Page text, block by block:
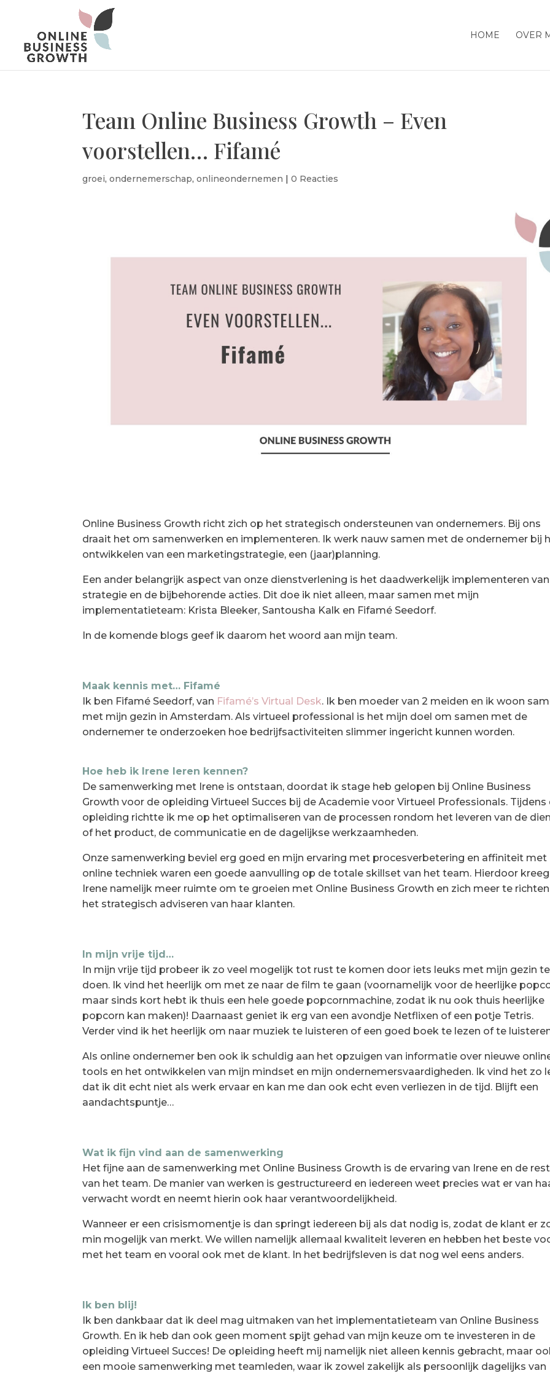
HOME OVER
Team Online Business Growth – Even
voorstellen… Fifamé
groei,ondernemerschap,onlineondernemen |0 Reacties
Online Business Growth richt zich op het strategisch ondersteunen van ondernemers. Bij ons
draait het om samenwerken en implementeren. Ik werk nauw samen met de ondernemer bij
ontwikkelen van een marketingstrategie, een (jaar)planning.
Een ander belangrijk aspect van onze dienstverlening is het daadwerkelijk implementeren
strategie en de bijbehorende acties. Dit doe ik niet alleen, maar samen met mijn
implementatieteam: Krista Bleeker, Santousha Kalk en Fifamé Seedorf.
In de komende blogs geef ik daarom het woord aan mijn team.
Maak kennis met… Fifamé
Ik ben Fifamé Seedorf, van Fifamé’s Virtual Desk. Ik ben moeder van 2 meiden en ik woon
met mijn gezin in Amsterdam. Als virtueel professional is het mijn doel om samen met de
ondernemer te onderzoeken hoe bedrijfsactiviteiten slimmer ingericht kunnen worden.
Hoe heb ik Irene leren kennen?
De samenwerking met Irene is ontstaan, doordat ik stage heb gelopen bij Online Business
Growth voor de opleiding Virtueel Succes bij de Academie voor Virtueel Professionals. Tijdens
opleiding richtte ik me op het optimaliseren van de processen rondom het leveren van de
of het product, de communicatie en de dagelijkse werkzaamheden.
Onze samenwerking beviel erg goed en mijn ervaring met procesverbetering en affiniteit met
online techniek waren een goede aanvulling op de totale skillset van het team. Hierdoor kreeg
Irene namelijk meer ruimte om te groeien met Online Business Growth en zich meer te
het strategisch adviseren van haar klanten.
In mijn vrije tijd…
In mijn vrije tijd probeer ik zo veel mogelijk tot rust te komen door iets leuks met mijn gezin te
doen. Ik vind het heerlijk om met ze naar de film te gaan (voornamelijk voor de heerlijke
maar sinds kort hebt ik thuis een hele goede popcornmachine, zodat ik nu ook thuis heerlijke
popcorn kan maken)! Daarnaast geniet ik erg van een avondje Netflixen of een potje Tetris.
Verder vind ik het heerlijk om naar muziek te luisteren of een goed boek te lezen of te
Als online ondernemer ben ook ik schuldig aan het opzuigen van informatie over nieuwe
tools en het ontwikkelen van mijn mindset en mijn ondernemersvaardigheden. Ik vind het zo
dat ik dit echt niet als werk ervaar en kan me dan ook echt even verliezen in de tijd. Blijft een
aandachtspuntje…
Wat ik fijn vind aan de samenwerking
Het fijne aan de samenwerking met Online Business Growth is de ervaring van Irene en de rest
van het team. De manier van werken is gestructureerd en iedereen weet precies wat er van
verwacht wordt en neemt hierin ook haar verantwoordelijkheid.
Wanneer er een crisismomentje is dan springt iedereen bij als dat nodig is, zodat de klant er
min mogelijk van merkt. We willen namelijk allemaal kwaliteit leveren en hebben het beste
met het team en vooral ook met de klant. In het bedrijfsleven is dat nog wel eens anders.
Ik ben blij!
Ik ben dankbaar dat ik deel mag uitmaken van het implementatieteam van Online Business
Growth. En ik heb dan ook geen moment spijt gehad van mijn keuze om te investeren in de
opleiding Virtueel Succes! De opleiding heeft mij namelijk niet alleen kennis gebracht, maar
een mooie samenwerking met teamleden, waar ik zowel zakelijk als persoonlijk dagelijks van